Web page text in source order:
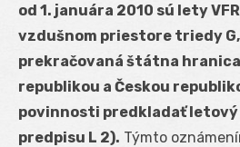
od 1. januára 2010 sú lety
vzdušnom priestore triedy
prekračovaná štátna
republikou a Českou
povinnosti predkladať letový
predpisu L 2). Týmto